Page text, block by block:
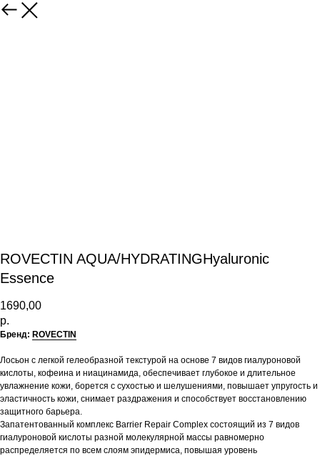
ROVECTIN AQUA/HYDRATINGHyaluronic
Essence
1690,00
р.
Бренд: ROVECTIN
Лосьон с легкой гелеобразной текстурой на основе 7 видов гиалуроновой
кислоты, кофеина и ниацинамида, обеспечивает глубокое и длительное
увлажнение кожи, борется с сухостью и шелушениями, повышает упругость и
эластичность кожи, снимает раздражения и способствует восстановлению
защитного барьера.
Запатентованный комплекс Barrier Repair Complex состоящий из 7 видов
гиалуроновой кислоты разной молекулярной массы равномерно
распределяется по всем слоям эпидермиса, повышая уровень